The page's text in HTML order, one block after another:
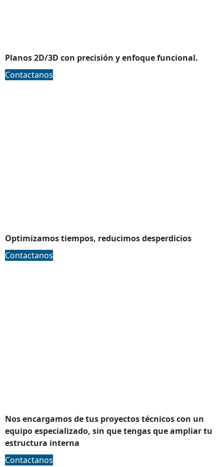
Planos 2D/3D con precisión y enfoque funcional.
Contactanos
Optimizamos tiempos, reducimos desperdicios
Contactanos
Nos encargamos de tus proyectos técnicos con un
equipo especializado, sin que tengas que ampliar tu
estructura interna
Contactanos